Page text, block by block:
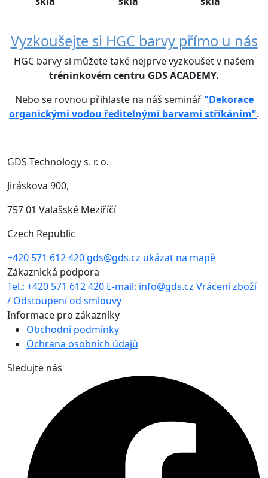
Vyzkoušejte si HGC barvy přímo u nás
HGC barvy si můžete také nejprve vyzkoušet v našem
tréninkovém centru GDS ACADEMY.
Nebo se rovnou přihlaste na náš seminář "Dekorace
organickými vodou ředitelnými barvami stříkáním".
GDS Technology s. r. o.
Jiráskova 900,
757 01 Valašské Meziříčí
Czech Republic
+420 571 612 420 gds@gds.cz ukázat na mapě
Zákaznická podpora
Tel.: +420 571 612 420 E-mail: info@gds.cz Vrácení zboží
/ Odstoupení od smlouvy
Informace pro zákazníky
Obchodní podmínky
Ochrana osobních údajů
Sledujte nás